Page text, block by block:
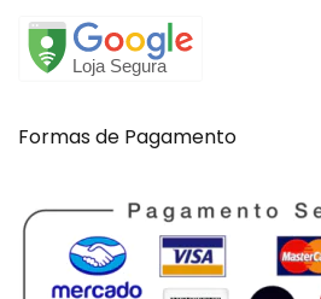
Formas de Pagamento